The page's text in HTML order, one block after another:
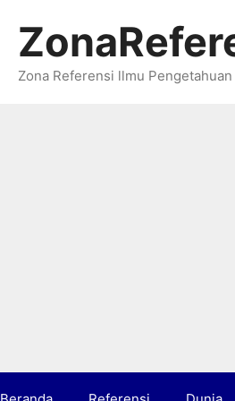
Zona Referensi llmu Pengetahuan